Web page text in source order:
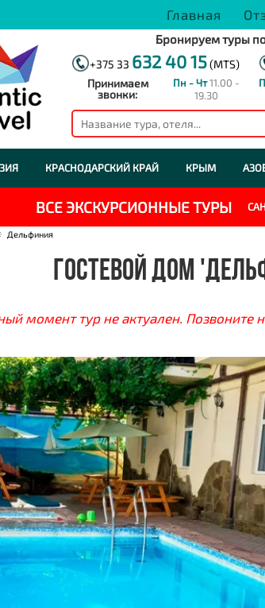
Главная
Бронируем туры
+375 33 632 40 15(MTS)
Принимаем
звонки:
Пн - Чт11.00 -
19.30
КРАСНОДАРСКИЙ КРАЙ КРЫМ
ВСЕ ЭКСКУРСИОННЫЕ ТУРЫ
Дельфиния
ГОСТЕВОЙ ДОМ
момент тур не актуален.